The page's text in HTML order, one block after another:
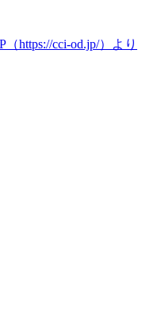
https://cci-od.jp/）より